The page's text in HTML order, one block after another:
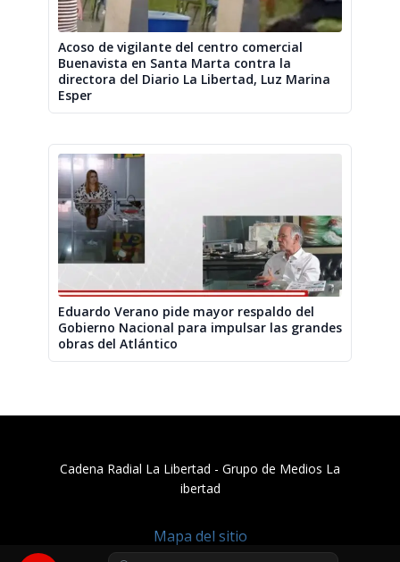
Acoso de vigilante del centro comercial
Buenavista en Santa Marta contra la
directora del Diario La Libertad, Luz Marina
Esper
Eduardo Verano pide mayor respaldo del
Gobierno Nacional para impulsar las grandes
obras del Atlántico
Cadena Radial La Libertad​ - Grupo de Medios La
ibertad
Mapa del sitio